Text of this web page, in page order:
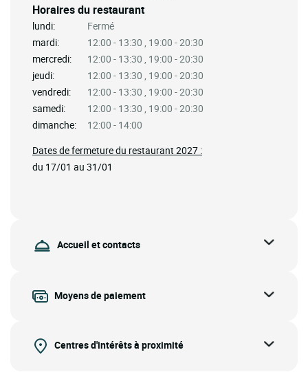
Horaires du restaurant
lundi:
Fermé
mardi:
12:00 - 13:30 , 19:00 - 20:30
mercredi:
12:00 - 13:30 , 19:00 - 20:30
jeudi:
12:00 - 13:30 , 19:00 - 20:30
vendredi:
12:00 - 13:30 , 19:00 - 20:30
samedi:
12:00 - 13:30 , 19:00 - 20:30
dimanche:
12:00 - 14:00
Dates de fermeture du restaurant 2027 :
du 17/01 au 31/01
Accueil et contacts
Moyens de paiement
Centres d'intérêts à proximité